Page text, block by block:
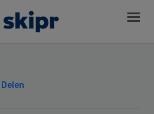
Delen